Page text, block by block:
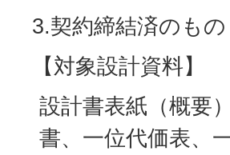
3.契約締結済のもの
【対象設計資料】
設計書表紙（概要
書、一位代価表、